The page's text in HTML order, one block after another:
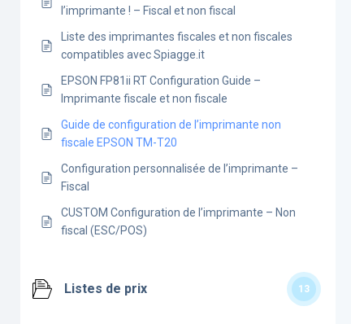
l’imprimante ! – Fiscal et non fiscal
Liste des imprimantes fiscales et non fiscales
compatibles avec Spiagge.it
EPSON FP81ii RT Configuration Guide –
Imprimante fiscale et non fiscale
Guide de configuration de l’imprimante non
fiscale EPSON TM-T20
Configuration personnalisée de l’imprimante –
Fiscal
CUSTOM Configuration de l’imprimante – Non
fiscal (ESC/POS)
Listes de prix 13